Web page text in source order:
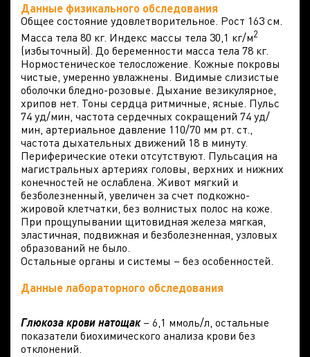
Данные физикального обследования
Общее состояние удовлетворительное. Рост 163 см.
Масса тела 80 кг. Индекс массы тела 30,1 кг/м2
(избыточный). До беременности масса тела 78 кг.
Нормостеническое телосложение. Кожные покровы
чистые, умеренно увлажнены. Видимые слизистые
оболочки бледно-розовые. Дыхание везикулярное,
хрипов нет. Тоны сердца ритмичные, ясные. Пульс
74 уд/мин, частота сердечных сокращений 74 уд/
мин, артериальное давление 110/70 мм рт. ст.,
частота дыхательных движений 18 в минуту.
Периферические отеки отсутствуют. Пульсация на
магистральных артериях головы, верхних и нижних
конечностей не ослаблена. Живот мягкий и
безболезненный, увеличен за счет подкожно-
жировой клетчатки, без волнистых полос на коже.
При прощупывании щитовидная железа мягкая,
эластичная, подвижная и безболезненная, узловых
образований не было.
Остальные органы и системы – без особенностей.
Данные лабораторного обследования
Глюкоза крови натощак – 6,1 ммоль/л, остальные
показатели биохимического анализа крови без
отклонений.